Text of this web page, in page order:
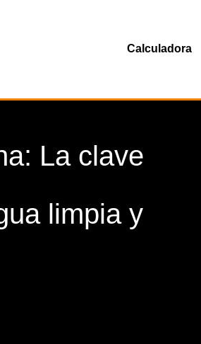
Calculadora
La clave
limpia y